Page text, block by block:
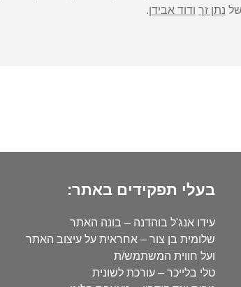
נתן זך ודוד אבידן.
בעלי תפקידים באתר:
עידו אנג'ל בוהדנה – בונה האתר
שלומית בן צור – אחראית על עיצוב האתר
ועל חווית המשתמש/ת
טלי בלייכר – עורכת לשונית